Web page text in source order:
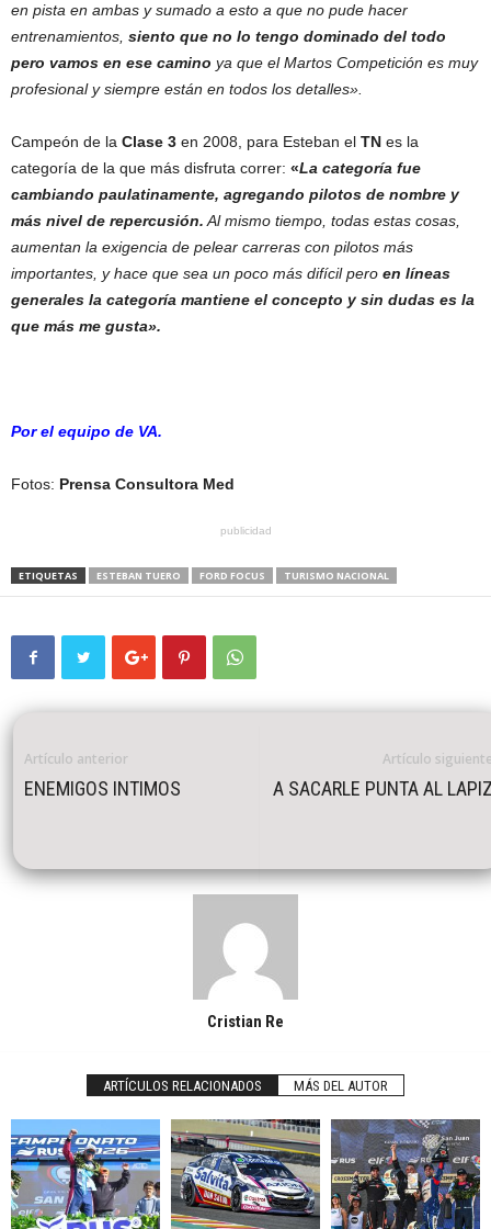
en pista en ambas y sumado a esto a que no pude hacer
entrenamientos, siento que no lo tengo dominado del todo
pero vamos en ese camino ya que el Martos Competición es muy
profesional y siempre están en todos los detalles».
Campeón de la Clase 3 en 2008, para Esteban el TN es la
categoría de la que más disfruta correr: «La categoría fue
cambiando paulatinamente, agregando pilotos de nombre y
más nivel de repercusión. Al mismo tiempo, todas estas cosas,
aumentan la exigencia de pelear carreras con pilotos más
importantes, y hace que sea un poco más difícil pero en líneas
generales la categoría mantiene el concepto y sin dudas es la
que más me gusta».
Por el equipo de VA.
Fotos: Prensa Consultora Med
publicidad
ETIQUETAS ESTEBAN TUERO FORD FOCUS TURISMO NACIONAL
Artículo anterior
ENEMIGOS INTIMOS
Artículo
A SACARLE PUNTA AL
Cristian Re
ARTÍCULOS RELACIONADOS MÁS DEL AUTOR